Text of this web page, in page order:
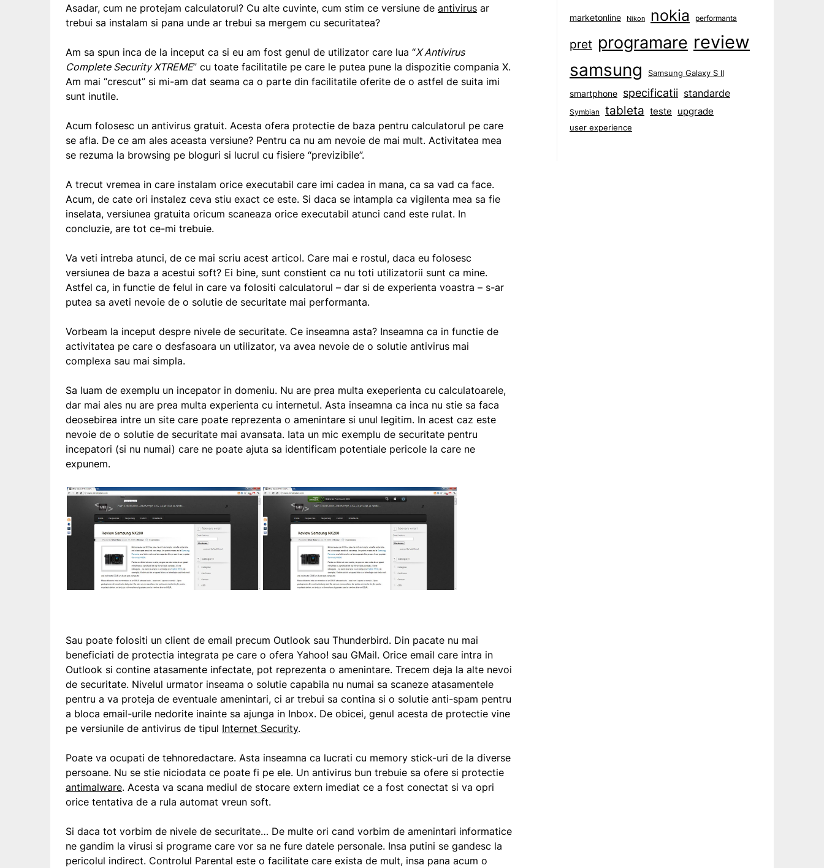
Asadar, cum ne protejam calculatorul? Cu alte cuvinte, cum stim ce versiune de antivirus ar
trebui sa instalam si pana unde ar trebui sa mergem cu securitatea?
Am sa spun inca de la inceput ca si eu am fost genul de utilizator care lua “X Antivirus
Complete Security XTREME” cu toate facilitatile pe care le putea pune la dispozitie compania X.
Am mai “crescut” si mi-am dat seama ca o parte din facilitatile oferite de o astfel de suita imi
sunt inutile.
Acum folosesc un antivirus gratuit. Acesta ofera protectie de baza pentru calculatorul pe care
se afla. De ce am ales aceasta versiune? Pentru ca nu am nevoie de mai mult. Activitatea mea
se rezuma la browsing pe bloguri si lucrul cu fisiere “previzibile”.
A trecut vremea in care instalam orice executabil care imi cadea in mana, ca sa vad ca face.
Acum, de cate ori instalez ceva stiu exact ce este. Si daca se intampla ca vigilenta mea sa fie
inselata, versiunea gratuita oricum scaneaza orice executabil atunci cand este rulat. In
concluzie, are tot ce-mi trebuie.
Va veti intreba atunci, de ce mai scriu acest articol. Care mai e rostul, daca eu folosesc
versiunea de baza a acestui soft? Ei bine, sunt constient ca nu toti utilizatorii sunt ca mine.
Astfel ca, in functie de felul in care va folositi calculatorul – dar si de experienta voastra – s-ar
putea sa aveti nevoie de o solutie de securitate mai performanta.
Vorbeam la inceput despre nivele de securitate. Ce inseamna asta? Inseamna ca in functie de
activitatea pe care o desfasoara un utilizator, va avea nevoie de o solutie antivirus mai
complexa sau mai simpla.
Sa luam de exemplu un incepator in domeniu. Nu are prea multa exeperienta cu calculatoarele,
dar mai ales nu are prea multa experienta cu internetul. Asta inseamna ca inca nu stie sa faca
deosebirea intre un site care poate reprezenta o amenintare si unul legitim. In acest caz este
nevoie de o solutie de securitate mai avansata. Iata un mic exemplu de securitate pentru
incepatori (si nu numai) care ne poate ajuta sa identificam potentiale pericole la care ne
expunem.
Sau poate folositi un client de email precum Outlook sau Thunderbird. Din pacate nu mai
beneficiati de protectia integrata pe care o ofera Yahoo! sau GMail. Orice email care intra in
Outlook si contine atasamente infectate, pot reprezenta o amenintare. Trecem deja la alte nevoi
de securitate. Nivelul urmator inseama o solutie capabila nu numai sa scaneze atasamentele
pentru a va proteja de eventuale amenintari, ci ar trebui sa contina si o solutie anti-spam pentru
a bloca email-urile nedorite inainte sa ajunga in Inbox. De obicei, genul acesta de protectie vine
pe versiunile de antivirus de tipul Internet Security.
Poate va ocupati de tehnoredactare. Asta inseamna ca lucrati cu memory stick-uri de la diverse
persoane. Nu se stie niciodata ce poate fi pe ele. Un antivirus bun trebuie sa ofere si protectie
antimalware. Acesta va scana mediul de stocare extern imediat ce a fost conectat si va opri
orice tentativa de a rula automat vreun soft.
Si daca tot vorbim de nivele de securitate… De multe ori cand vorbim de amenintari informatice
ne gandim la virusi si programe care vor sa ne fure datele personale. Insa putini se gandesc la
pericolul indirect. Controlul Parental este o facilitate care exista de mult, insa pana acum o
marketonline Nikon nokia performanta
pret programare review
samsung Samsung Galaxy S II
smartphone specificatii standarde
Symbian tableta teste upgrade
user experience